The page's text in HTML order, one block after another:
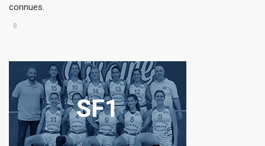
connues.
0